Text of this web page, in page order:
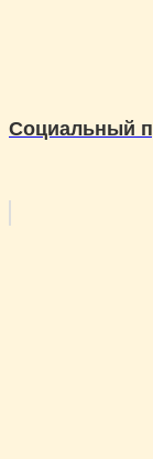
Социальный